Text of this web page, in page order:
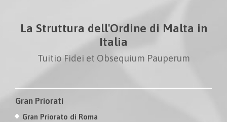
La Struttura dell'Ordine di Malta in
Italia
Tuitio Fidei et Obsequium Pauperum
Gran Priorati
Gran Priorato di Roma